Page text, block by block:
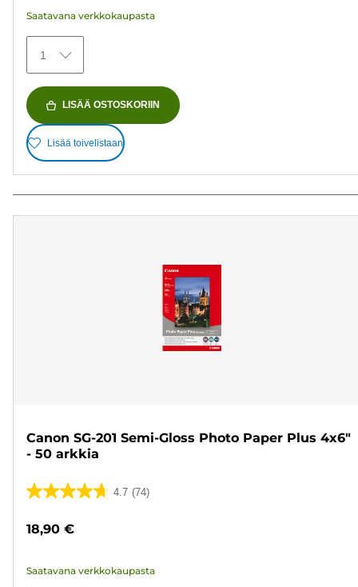
Saatavana verkkokaupasta
1
LISÄÄ OSTOSKORIIN
Lisää toivelistaan
Canon SG-201 Semi-Gloss Photo Paper Plus 4x6"
- 50 arkkia
4.7 (74)
4.7/5
74
18,90 €
Saatavana verkkokaupasta